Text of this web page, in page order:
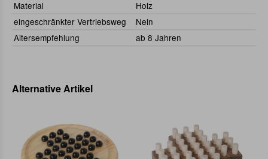
Material
Holz
eingeschränkter Vertriebsweg
Nein
Altersempfehlung
ab 8 Jahren
Alternative Artikel